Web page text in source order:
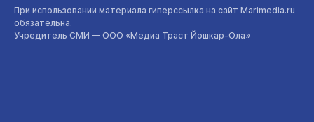
При использовании материала гиперссылка на сайт Marimedia.ru
обязательна.
Учредитель СМИ — ООО «Медиа Траст Йошкар-Ола»